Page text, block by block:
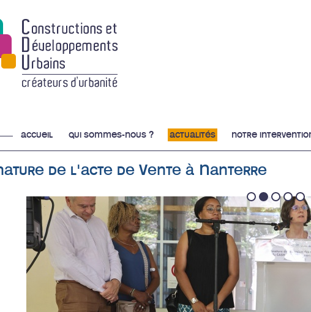
accueil qui sommes-nous ? actualités notre
de l'acte de Vente à Nanterre
1 3 4 5